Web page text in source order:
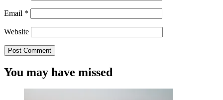
Email *
Website
You may have missed